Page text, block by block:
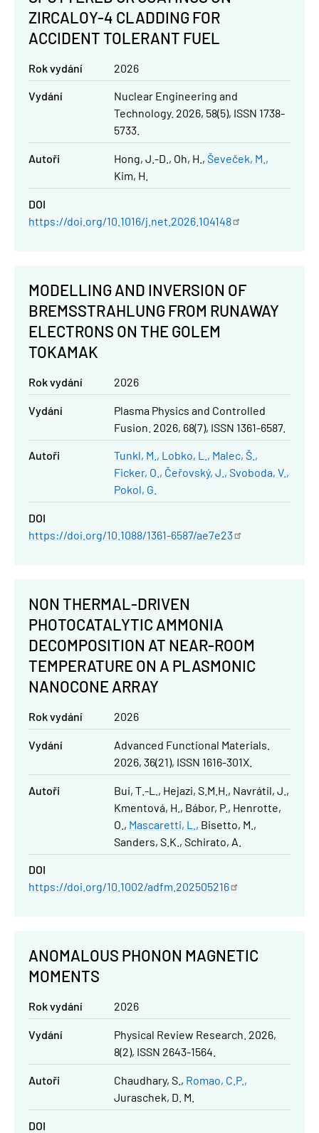
ZIRCALOY-4 CLADDING FOR
ACCIDENT TOLERANT FUEL
Rok vydání 2026
Vydání
Nuclear Engineering and
Technology. 2026, 58(5), ISSN 1738-
5733.
Autoři Hong, J.-D. Oh, H.
Ševeček, M.
Kim, H.
DOI
https://doi.org/10.1016/j.net.2026.104148
MODELLING AND INVERSION OF
BREMSSTRAHLUNG FROM RUNAWAY
ELECTRONS ON THE GOLEM
TOKAMAK
Rok vydání 2026
Vydání
Plasma Physics and Controlled
Fusion. 2026, 68(7), ISSN 1361-6587.
Autoři Tunkl, M. Lobko, L.
Malec, Š.
Ficker, O.
Čeřovský, J.
Svoboda, V.
Pokol, G.
DOI
https://doi.org/10.1088/1361-6587/ae7e23
NON THERMAL-DRIVEN
PHOTOCATALYTIC AMMONIA
DECOMPOSITION AT NEAR-ROOM
TEMPERATURE ON A PLASMONIC
NANOCONE ARRAY
Rok vydání 2026
Vydání
Advanced Functional Materials.
2026, 36(21), ISSN 1616-301X.
Autoři Bui, T.-L. Hejazi, S.M.H.
Navrátil, J.
Kmentová, H.
Bábor, P. Henrotte,
O.
Mascaretti, L.
Bisetto, M.
Sanders, S.K.
Schirato, A.
DOI
https://doi.org/10.1002/adfm.202505216
ANOMALOUS PHONON MAGNETIC
MOMENTS
Rok vydání 2026
Vydání
Physical Review Research. 2026,
8(2), ISSN 2643-1564.
Autoři Chaudhary, S.
Romao, C.P.
Juraschek, D. M.
DOI